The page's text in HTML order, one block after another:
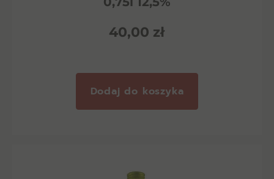
40,00 zł
Dodaj do koszyka